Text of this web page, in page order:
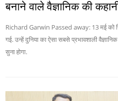
बनाने वाले वैज्ञानिक की
Richard Garwin Passed away: 13 मई को
गई. उन्हें दुनिया का ऐसा सबसे प्रभावशाली
सुना होगा.